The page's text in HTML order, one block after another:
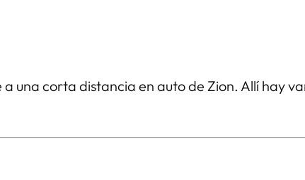
una corta distancia en auto de Zion. Allí hay